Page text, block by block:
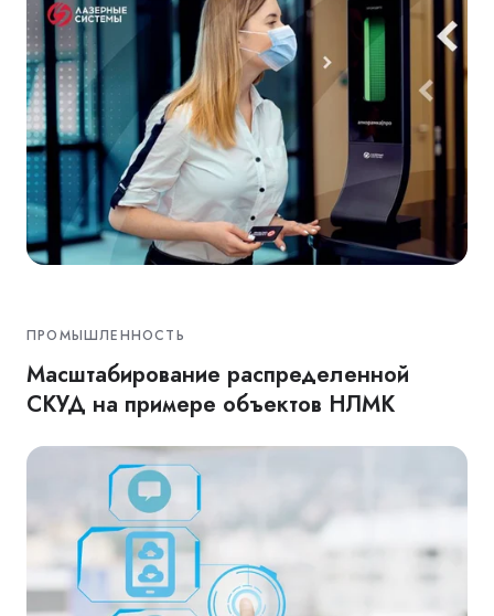
ПРОМЫШЛЕННОСТЬ
Масштабирование распределенной
СКУД на примере объектов НЛМК